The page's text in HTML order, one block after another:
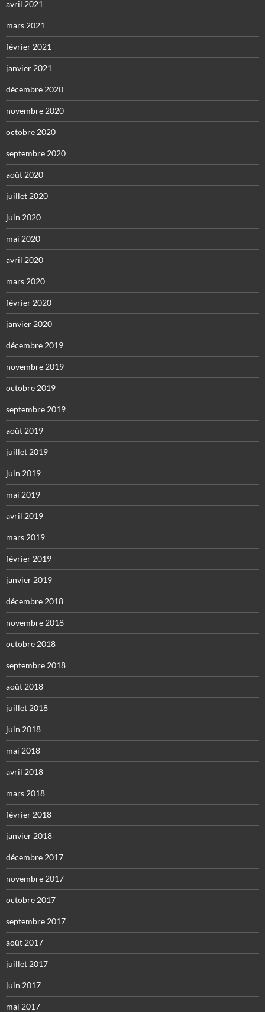
avril 2021
mars 2021
février 2021
janvier 2021
décembre 2020
novembre 2020
octobre 2020
septembre 2020
août 2020
juillet 2020
juin 2020
mai 2020
avril 2020
mars 2020
février 2020
janvier 2020
décembre 2019
novembre 2019
octobre 2019
septembre 2019
août 2019
juillet 2019
juin 2019
mai 2019
avril 2019
mars 2019
février 2019
janvier 2019
décembre 2018
novembre 2018
octobre 2018
septembre 2018
août 2018
juillet 2018
juin 2018
mai 2018
avril 2018
mars 2018
février 2018
janvier 2018
décembre 2017
novembre 2017
octobre 2017
septembre 2017
août 2017
juillet 2017
juin 2017
mai 2017